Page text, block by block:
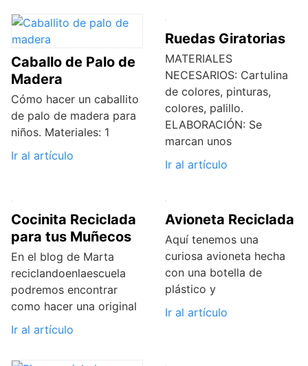
Caballo de Palo de
Madera
Cómo hacer un caballito
de palo de madera para
niños. Materiales: 1
Ir al artículo
Ruedas Giratorias
MATERIALES
NECESARIOS: Cartulina
de colores, pinturas,
colores, palillo.
ELABORACIÓN: Se
marcan unos
Ir al artículo
Cocinita Reciclada
para tus Muñecos
En el blog de Marta
reciclandoenlaescuela
podremos encontrar
como hacer una original
Ir al artículo
Avioneta Reciclada
Aquí tenemos una
curiosa avioneta hecha
con una botella de
plástico y
Ir al artículo